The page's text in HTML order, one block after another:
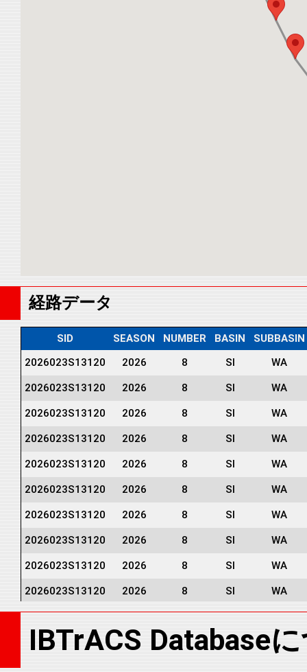
経路データ
SID SEASON NUMBER BASIN
SUBBASIN
2026023S13120
2026 8 SI WA
2026023S13120 2026 8 SI WA
2026023S13120 2026 8 SI WA
2026023S13120 2026 8 SI WA
2026023S13120 2026 8 SI WA
2026023S13120 2026 8 SI WA
2026023S13120 2026 8 SI WA
2026023S13120 2026 8 SI WA
2026023S13120 2026 8 SI WA
2026023S13120 2026 8 SI WA
2026023S13120 2026 8 SI WA
2026023S13120 2026 8 SI WA
IBTrACS Database